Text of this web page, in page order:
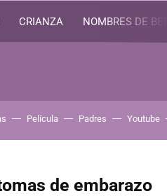
CRIANZA NOMBRES DE
Película Padres Youtube
de embarazo